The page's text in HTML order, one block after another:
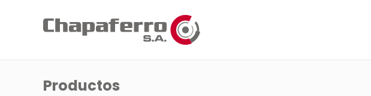
Productos